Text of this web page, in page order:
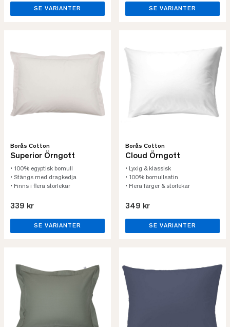
SE VARIANTER SE VARIANTER
Borås Cotton
Superior Örngott
• 100% egyptisk bomull
• Stängs med dragkedja
• Finns i flera storlekar
339 kr
SE VARIANTER
Borås Cotton
Cloud Örngott
• Lyxig & klassisk
• 100% bomullsatin
• Flera färger & storlekar
349 kr
SE VARIANTER